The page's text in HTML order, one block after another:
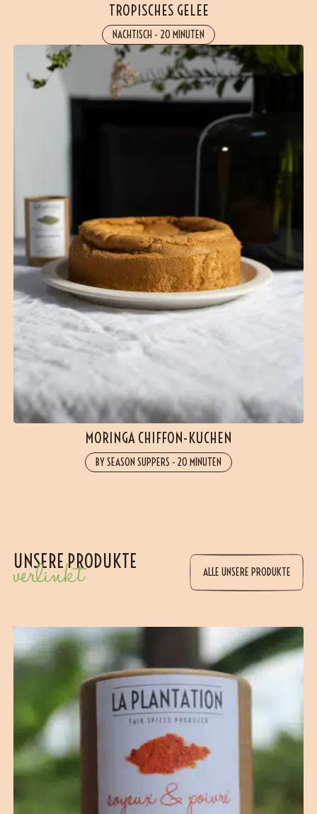
TROPISCHES GELEE
NACHTISCH - 20 MINUTEN
MORINGA CHIFFON-KUCHEN
BY SEASON SUPPERS - 20 MINUTEN
UNSERE PRODUKTE
verlinkt ALLE UNSERE PRODUKTE